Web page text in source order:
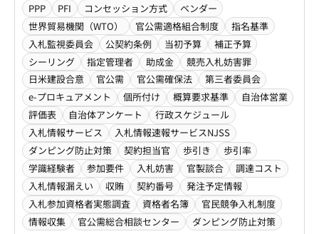
PPP
PFI コンセッション方式
ベンダー
世界貿易機関（WTO）
官公需適格組合制度
指名基準
入札監視委員会
公契約条例 当初予算
補正予算
シーリング
指定管理者 助成金
競売入札妨害罪
日米建設合意
官公需 官公需確保法
第三者委員会
e-プロキュアメント
個所付け 概算要求基準
自治体営業
評価表
自治体アンケート
行政スケジュール
入札情報サービス
入札情報速報サービスNJSS
ダンピング防止対策
契約担当官 歩引き
歩引率
学識経験者
参加要件 入札妨害 官製談合
調達コスト
入札情報漏えい
収賄 契約番号
発注予定情報
入札参加資格者実態調査
資格者名簿
官民競争入札制度
情報収集
官公需総合相談センター ダンピング防止対策